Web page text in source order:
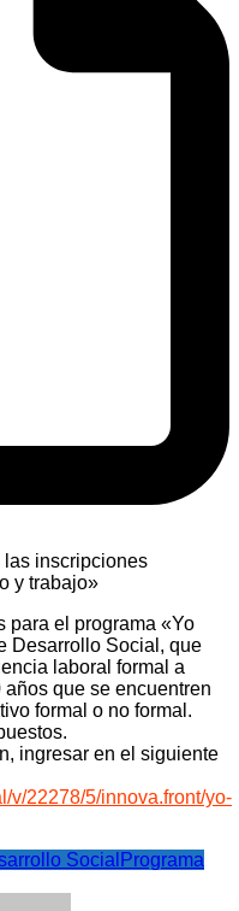
para el programa «Yo
Desarrollo Social, que
laboral formal a
que se encuentren
formal o no formal.
ingresar en el siguiente
v/22278/5/innova.front/yo-
Social Programa